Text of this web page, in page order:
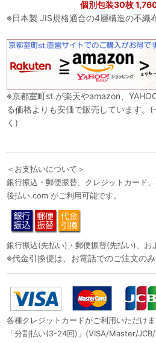
個別包装30枚
※日本製 JIS規格適合の4層構造の不織
※京都室町st.が楽天やamazon、
る価格よりも安価で販売しています。
く)
＜お支払いについて＞
銀行振込・郵便振替、クレジットカード
後払い.com がご利用可能です。
銀行振込(先払い)・郵便振替(先払い)、お
※代金引換便は、お電話でのご注文のみ
各種クレジットカードがご利用いただけま
「分割払い(3-24回)」(VISA/Master/JCB/